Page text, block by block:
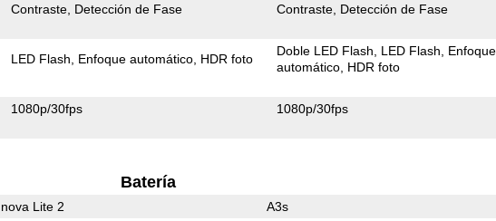
Contraste Detección de Fase Contraste Detección de Fase
LED Flash Enfoque automático HDR foto
Doble LED Flash LED Flash
Enfoque
automático HDR foto
1080p/30fps 1080p/30fps
Batería
nova Lite 2 A3s